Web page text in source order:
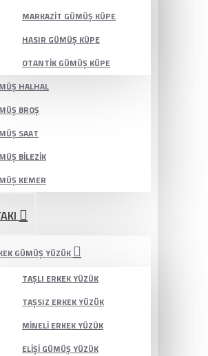
MARKAZIT GÜMÜŞ KÜPE
HASIR GÜMÜŞ KÜPE
OTANTIK GÜMÜŞ KÜPE
HALHAL
BROŞ
SAAT
BILEZIK
KEMER
GÜMÜŞ YÜZÜK
TAŞLI ERKEK YÜZÜK
TAŞSIZ ERKEK YÜZÜK
MINELI ERKEK YÜZÜK
ELIŞI GÜMÜŞ YÜZÜK